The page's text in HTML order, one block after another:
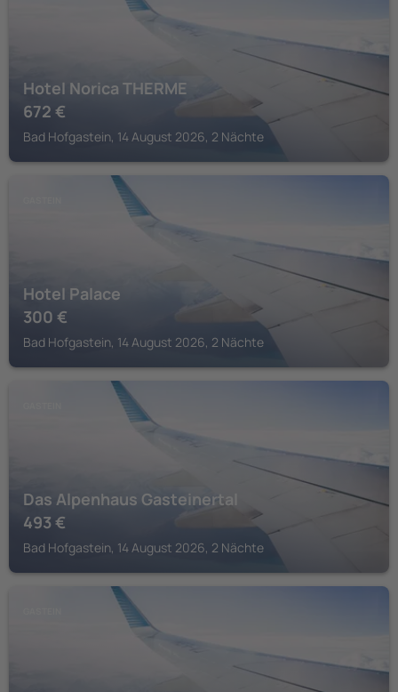
Hotel Norica THERME
672 €
Bad Hofgastein, 14 August 2026, 2 Nächte
Hotel Palace
300 €
Bad Hofgastein, 14 August 2026, 2 Nächte
Das Alpenhaus Gasteinertal
493 €
Bad Hofgastein, 14 August 2026, 2 Nächte